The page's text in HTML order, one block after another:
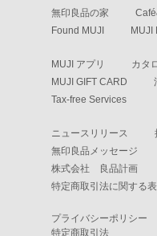
無印良品の家
Found MUJI
MUJI
MUJI アプリ カタ
MUJI GIFT CARD
Tax-free Services
ニュースリリース
無印良品メッセージ
株式会社 良品計画
特定商取引法に関する
プライバシーポリシー
特定商取引法